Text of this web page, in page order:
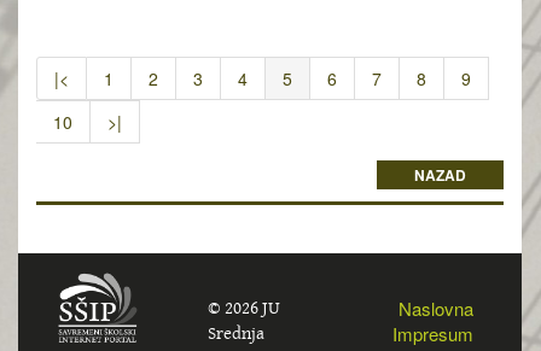
|< 1 2 3 4 5 6 7 8
9
10
>|
NAZAD
© 2026 JU
Srednja
Naslovna
Impresum